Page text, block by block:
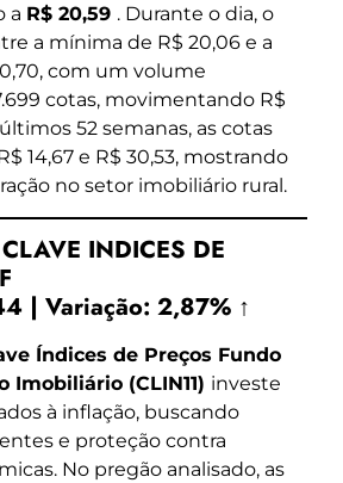
a R$ 20,59 . Durante o dia, o
a mínima de R$ 20,06 e a
com um volume
cotas, movimentando R$
últimos 52 semanas, as cotas
14,67 e R$ 30,53, mostrando
no setor imobiliário rural.
INDICES DE
| Variação: 2,87% ↑
Índices de Preços Fundo
(CLIN11) investe
à inflação, buscando
e proteção contra
No pregão analisado, as